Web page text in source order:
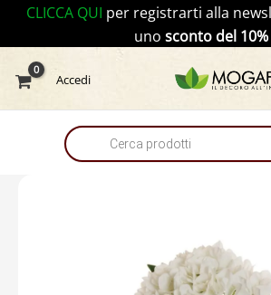
contenuto
CLICCA QUI per registrarti alla
uno sconto del 10%
Accedi